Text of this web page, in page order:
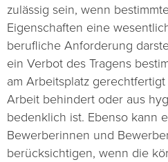
zulässig sein, wenn
Eigenschaften eine
berufliche Anforderung
ein Verbot des Tragens
am Arbeitsplatz
Arbeit behindert oder aus
bedenklich ist. Ebenso kann
Bewerberinnen und
berücksichtigen, wenn die